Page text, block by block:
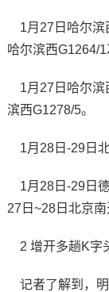
1月27日哈尔滨
哈尔滨西G1264/1
1月27日哈尔滨
滨西G1278/5。
1月28日-29日
1月28日-29日
27日~28日北京
2 增开多趟K字
记者了解到，明